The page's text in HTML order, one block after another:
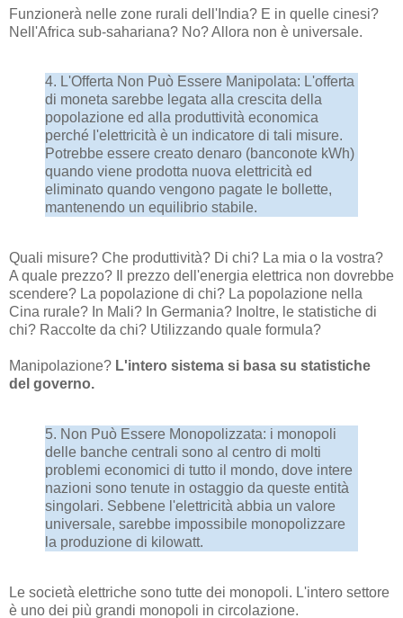
Funzionerà nelle zone rurali dell'India? E in quelle cinesi?
Nell'Africa sub-sahariana? No? Allora non è universale.
4. L'Offerta Non Può Essere Manipolata: L'offerta
di moneta sarebbe legata alla crescita della
popolazione ed alla produttività economica
perché l'elettricità è un indicatore di tali misure.
Potrebbe essere creato denaro (banconote kWh)
quando viene prodotta nuova elettricità ed
eliminato quando vengono pagate le bollette,
mantenendo un equilibrio stabile.
Quali misure? Che produttività? Di chi? La mia o la vostra?
A quale prezzo? Il prezzo dell'energia elettrica non dovrebbe
scendere? La popolazione di chi? La popolazione nella
Cina rurale? In Mali? In Germania? Inoltre, le statistiche di
chi? Raccolte da chi? Utilizzando quale formula?
Manipolazione? L'intero sistema si basa su statistiche
del governo.
5. Non Può Essere Monopolizzata: i monopoli
delle banche centrali sono al centro di molti
problemi economici di tutto il mondo, dove intere
nazioni sono tenute in ostaggio da queste entità
singolari. Sebbene l'elettricità abbia un valore
universale, sarebbe impossibile monopolizzare
la produzione di kilowatt.
Le società elettriche sono tutte dei monopoli. L'intero settore
è uno dei più grandi monopoli in circolazione.